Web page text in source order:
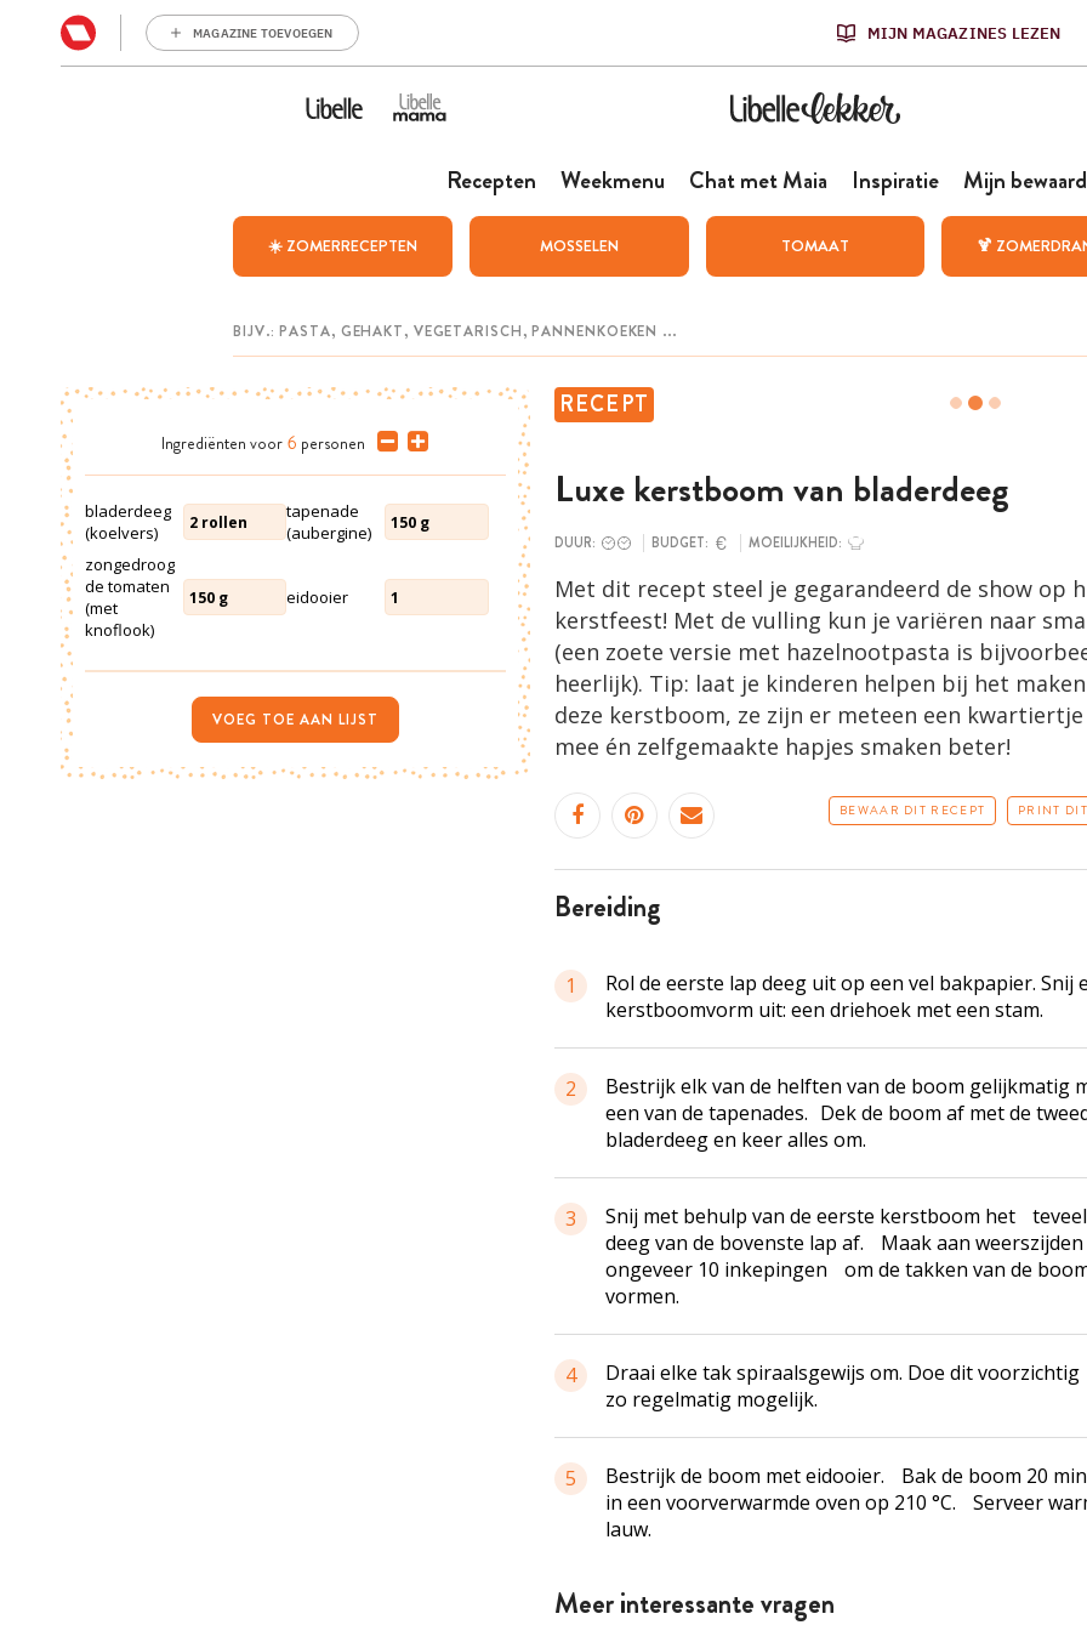
MAGAZINE TOEVOEGEN MIJN MAGAZINES LEZEN
Recepten Weekmenu Chat met Maia Inspiratie Mijn
☀️ ZOMERRECEPTEN MOSSELEN TOMAAT 🍹
RECEPT
Luxe kerstboom van bladerdeeg
DUUR: BUDGET: MOEILIJKHEID:
Met dit recept steel je gegarandeerd de show op
kerstfeest! Met de vulling kun je variëren naar
(een zoete versie met hazelnootpasta is
heerlijk). Tip: laat je kinderen helpen bij het
deze kerstboom, ze zijn er meteen een
mee én zelfgemaakte hapjes smaken beter!
BEWAAR DIT RECEPT PRINT
bereiding
1
Rol de eerste lap deeg uit op een vel bakpapier. Snij
kerstboomvorm uit: een driehoek met een stam.
2
Bestrijk elk van de helften van de boom gelijkmatig
een van de tapenades. Dek de boom af met de
bladerdeeg en keer alles om.
3
Snij met behulp van de eerste kerstboom het
deeg van de bovenste lap af. Maak aan weerszijden
ongeveer 10 inkepingen om de takken van de
vormen.
4
Draai elke tak spiraalsgewijs om. Doe dit
zo regelmatig mogelijk.
5
Bestrijk de boom met eidooier. Bak de boom 20
in een voorverwarmde oven op 210 °C. Serveer
lauw.
Meer interessante vragen
Ingrediënten voor 6 personen
bladerdeeg
(koelvers)
2 rollen
tapenade
(aubergine)
150 g
zongedroog
de tomaten
(met
knoflook)
150 g eidooier 1
VOEG TOE AAN LIJST